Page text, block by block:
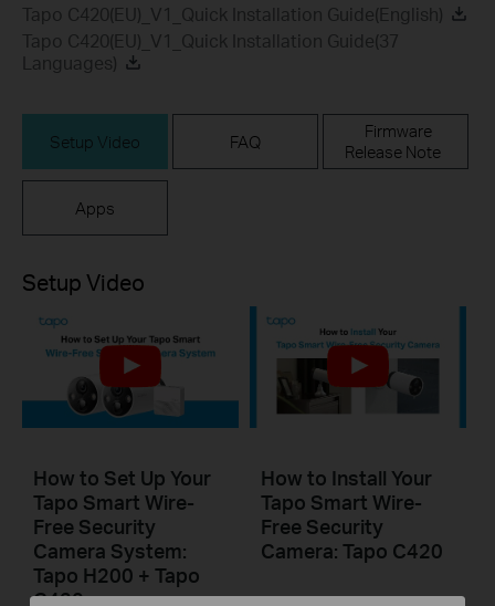
Tapo C420(EU)_V1_Quick Installation Guide(English)
Tapo C420(EU)_V1_Quick Installation Guide(37
Languages)
Setup Video FAQ
Firmware
Release Note
Apps
Setup Video
How to Set Up Your
Tapo Smart Wire-
Free Security
Camera System:
Tapo H200 + Tapo
C420
How to Install Your
Tapo Smart Wire-
Free Security
Camera: Tapo C420